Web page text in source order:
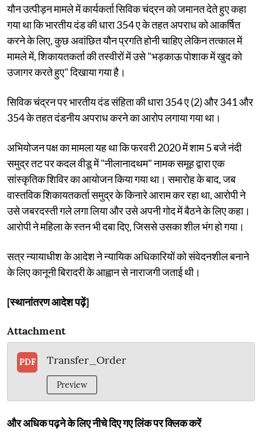
यौन उत्पीड़न मामले में कार्यकर्ता सिविक चंद्रन को जमानत देते हुए कहा
गया था कि भारतीय दंड की धारा 354 ए के तहत अपराध को आकर्षित
करने के लिए, कुछ अवांछित यौन प्रगति होनी चाहिए लेकिन तत्काल में
मामले में, शिकायतकर्ता की तस्वीरों में उसे "भड़काऊ पोशाक में खुद को
उजागर करते हुए" दिखाया गया है।
सिविक चंद्रन पर भारतीय दंड संहिता की धारा 354 ए (2) और 341 और
354 के तहत दंडनीय अपराध करने का आरोप लगाया गया था।
अभियोजन पक्ष का मामला यह था कि फरवरी 2020 में शाम 5 बजे नंदी
समुद्र तट पर कदल वीडू में "नीलानादथम" नामक समूह द्वारा एक
सांस्कृतिक शिविर का आयोजन किया गया था। समारोह के बाद, जब
वास्तविक शिकायतकर्ता समुद्र के किनारे आराम कर रहा था, आरोपी ने
उसे जबरदस्ती गले लगा लिया और उसे अपनी गोद में बैठने के लिए कहा।
आरोपी ने महिला के स्तन भी दबा दिए, जिससे उसका शील भंग हो गया।
सत्र न्यायाधीश के आदेश ने न्यायिक अधिकारियों को संवेदनशील बनाने
के लिए कानूनी बिरादरी के आह्वान से नाराजगी जताई थी।
[स्थानांतरण आदेश पढ़ें]
Attachment
PDF Transfer_Order
Preview
और अधिक पढ़ने के लिए नीचे दिए गए लिंक पर क्लिक करें